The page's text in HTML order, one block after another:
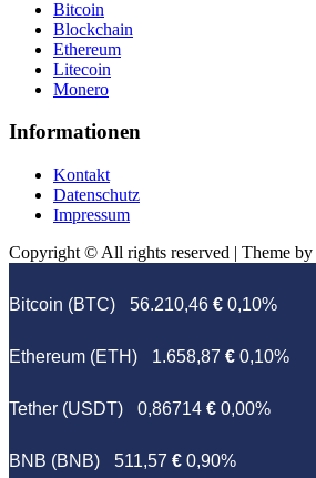
Bitcoin
Blockchain
Ethereum
Litecoin
Monero
Informationen
Kontakt
Datenschutz
Impressum
Copyright © All rights reserved | Theme by
Bitcoin (BTC) 56.210,46 € 0,10%
Ethereum (ETH) 1.658,87 € 0,10%
Tether (USDT) 0,86714 € 0,00%
BNB (BNB) 511,57 € 0,90%